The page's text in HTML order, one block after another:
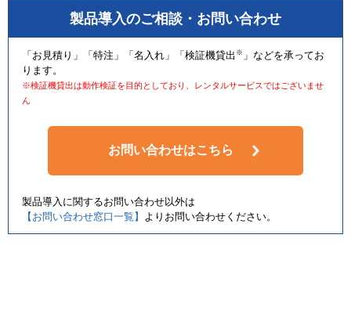
製品導入のご相談・お問い合わせ
「お見積り」「特注」「名入れ」「検証機貸出 ※ 」などを承ってお
ります。
※検証機貸出は動作検証を目的としており、レンタルサービスではございませ
ん
お問い合わせはこちら
製品導入に関するお問い合わせ以外は
【お問い合わせ窓口一覧】
よりお問い合わせください。